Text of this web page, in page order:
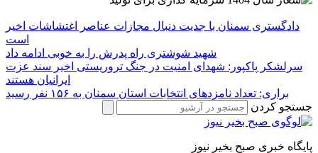
دادگستری سمنان با جدیت دنبال مجازات عناصر اغتشاشات اخیر
است
شهید شوشتری راه پدرش را به خوبی ادامه داد
سرلشکر پاکپور: شهدای امنیت در جنگ تروریستی اخیر سند عزت
ایرانیان هستند
براری: تعداد نامزدهای انتخابات استان سمنان به ۱۵۶ نفر رسید
جستجو کردن
پایگاه خبری صبح بخیر نیوز